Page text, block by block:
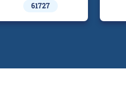
61727